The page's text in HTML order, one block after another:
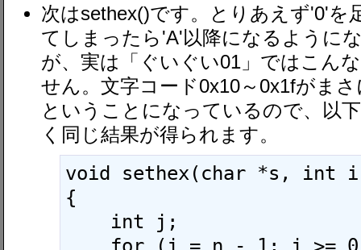
次はsethex()です。とりあえず'0'を
てしまったら'A'以降になるように
が、実は「ぐいぐい01」ではこん
せん。文字コード0x10～0x1fがま
ということになっているので、以
く同じ結果が得られます。
void sethex(char *s,
{